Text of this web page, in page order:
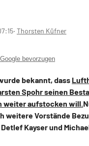
‧ Thorsten Küfner
bevorzugen
bekannt, dass
Spohr seinen
weiter aufstocken will.
weitere Vorstände
Kayser und